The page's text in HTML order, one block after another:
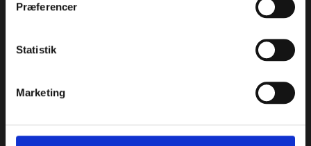
Præferencer
Statistik
Marketing
Sådan steger du bøffer
Stegning af ribeye
Kød til gæster